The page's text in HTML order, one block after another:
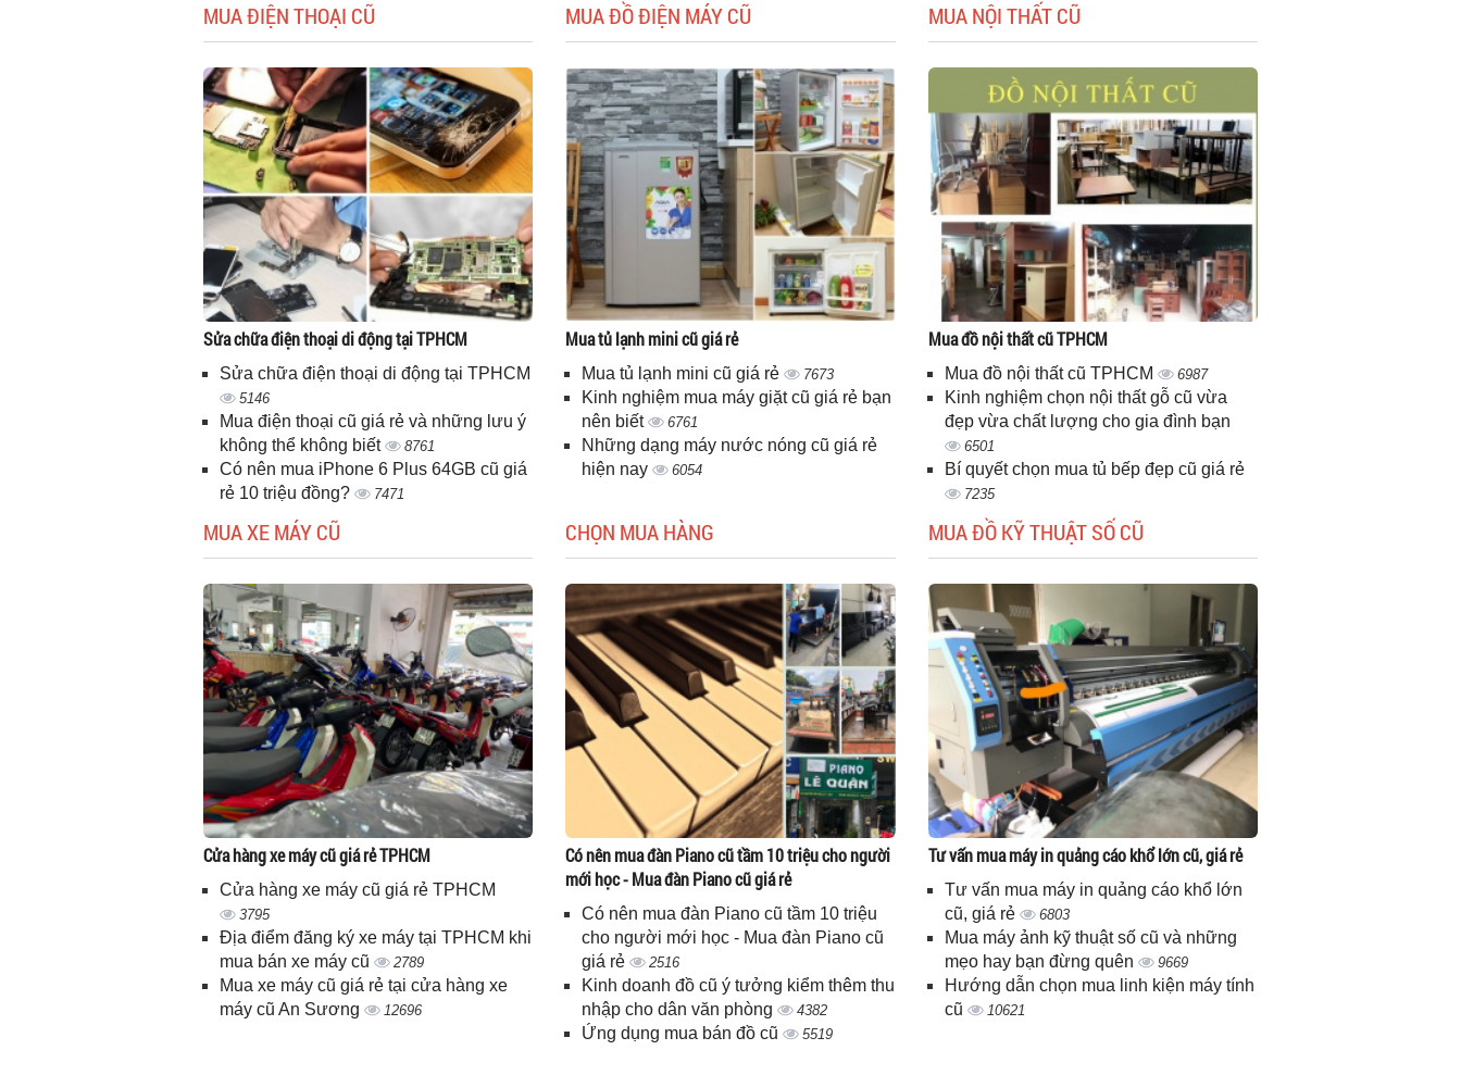
MUA ĐIỆN THOẠI CŨ
Sửa chữa điện thoại di động tại TPHCM
Sửa chữa điện thoại di động tại TPHCM
5146
Mua điện thoại cũ giá rẻ và những lưu ý
không thể không biết
8761
Có nên mua iPhone 6 Plus 64GB cũ giá
rẻ 10 triệu đồng?
7471
MUA ĐỒ ĐIỆN MÁY CŨ
Mua tủ lạnh mini cũ giá rẻ
Mua tủ lạnh mini cũ giá rẻ 7673
Kinh nghiệm mua máy giặt cũ giá rẻ bạn
nên biết
6761
Những dạng máy nước nóng cũ giá rẻ
hiện nay
6054
MUA NỘI THẤT CŨ
Mua đồ nội thất cũ TPHCM
Mua đồ nội thất cũ TPHCM 6987
Kinh nghiệm chọn nội thất gỗ cũ vừa
đẹp vừa chất lượng cho gia đình bạn
6501
Bí quyết chọn mua tủ bếp đẹp cũ giá rẻ
7235
MUA XE MÁY CŨ
Cửa hàng xe máy cũ giá rẻ TPHCM
Cửa hàng xe máy cũ giá rẻ TPHCM
3795
Địa điểm đăng ký xe máy tại TPHCM khi
mua bán xe máy cũ
2789
Mua xe máy cũ giá rẻ tại cửa hàng xe
máy cũ An Sương
12696
CHỌN MUA HÀNG
Có nên mua đàn Piano cũ tầm 10 triệu cho người
mới học - Mua đàn Piano cũ giá rẻ
Có nên mua đàn Piano cũ tầm 10 triệu
cho người mới học - Mua đàn Piano cũ
giá rẻ
2516
Kinh doanh đồ cũ ý tưởng kiểm thêm thu
nhập cho dân văn phòng
4382
Ứng dụng mua bán đồ cũ 5519
MUA ĐỒ KỸ THUẬT SỐ CŨ
Tư vấn mua máy in quảng cáo khổ lớn cũ, giá rẻ
Tư vấn mua máy in quảng cáo khổ lớn
cũ, giá rẻ
6803
Mua máy ảnh kỹ thuật số cũ và những
mẹo hay bạn đừng quên
9669
Hướng dẫn chọn mua linh kiện máy tính
cũ
10621